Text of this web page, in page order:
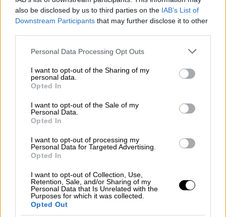
also be disclosed by us to third parties on the IAB’s List of
Downstream Participants that may further disclose it to other
Please note that this website/app uses one or more Google
not limited to your visit or usage behaviour. You may click to
grant or deny consent to Google and its third-party tags to
use your data for below specified purposes in below Google
consent section.
Personal Data Processing Opt Outs
I want to opt-out of the Sharing of my
personal data.
Opted In
I want to opt-out of the Sale of my
Personal Data.
Opted In
I want to opt-out of processing my
Personal Data for Targeted Advertising.
Opted In
I want to opt-out of Collection, Use,
Retention, Sale, and/or Sharing of my
Personal Data that Is Unrelated with the
Purposes for which it was collected.
Opted Out
δεν μου είχαν μιλήσει για καιρό και μου
μίλησαν τότε.Ενώ πήγαινα από πολύ μικρή
στο χωράφι, όταν επέστρεψα στο χωριό
και την επομενη μέρα πήγα ξανά για δουλειά
αναγνώρισαν».